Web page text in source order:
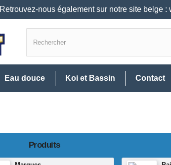
Retrouvez-nous également sur notre site belge :
Eau douce Koi et Bassin Contact
Produits